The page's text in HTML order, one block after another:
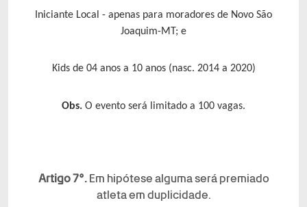
Iniciante Local - apenas para moradores de Novo São
Joaquim-MT; e
Kids de 04 anos a 10 anos (nasc. 2014 a 2020)
Obs. O evento será limitado a 100 vagas.
Artigo 7°.Em hipótese alguma será premiado
atleta em duplicidade.